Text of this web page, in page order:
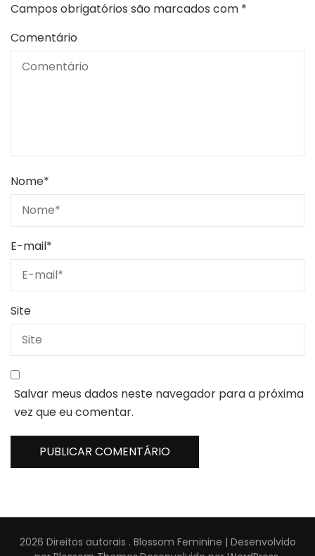
Campos obrigatórios são marcados com *
Comentário
Nome*
E-mail*
Site
Salvar meus dados neste navegador para a próxima
vez que eu comentar.
2026 Direitos autorais . Blossom Feminine | Desenvolvido